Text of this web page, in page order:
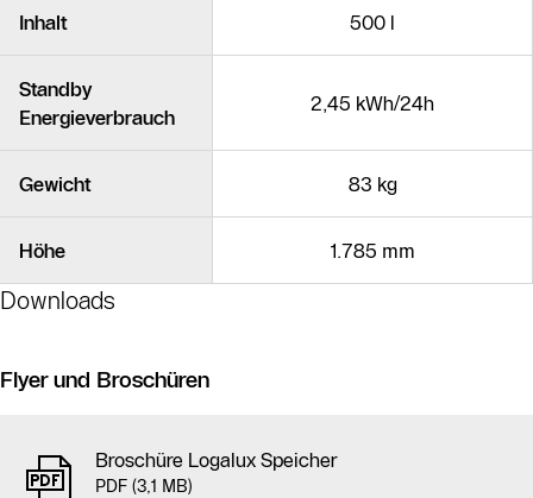
Inhalt 500 l
Standby
Energieverbrauch
2,45 kWh/24h
Gewicht 83 kg
Höhe 1.785 mm
Downloads
Flyer und Broschüren
Broschüre Logalux Speicher
PDF (3,1 MB)